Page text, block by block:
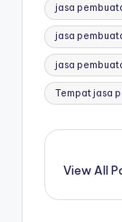
jasa
jasa
jasa
Tempat jasa
View All